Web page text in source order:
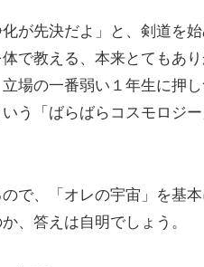
が先決だよ」と、剣道を
で教える、本来とてもあり
場の一番弱い１年生に押
う「ばらばらコスモロジ
で、「オレの宇宙」を基
、答えは自明でしょう。